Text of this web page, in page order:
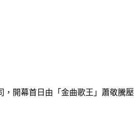
，開幕首日由「金曲歌王」蕭敬騰壓